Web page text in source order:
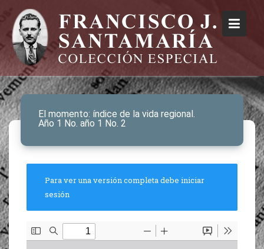
El momento: índice de la vida regional.
Año 1 No. año 1 No. 2
Para ver una versión completa debe iniciar
sesión